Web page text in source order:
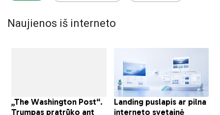
Naujienos iš interneto